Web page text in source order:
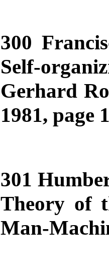
300
Self-
Gerhard
1981, page
301
Theory of
Man-